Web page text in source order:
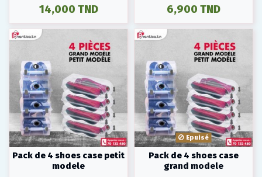
14,000 TND 6,900 TND
Pack de 4 shoes case petit
modele
Epuisé
Pack de 4 shoes case
grand modele